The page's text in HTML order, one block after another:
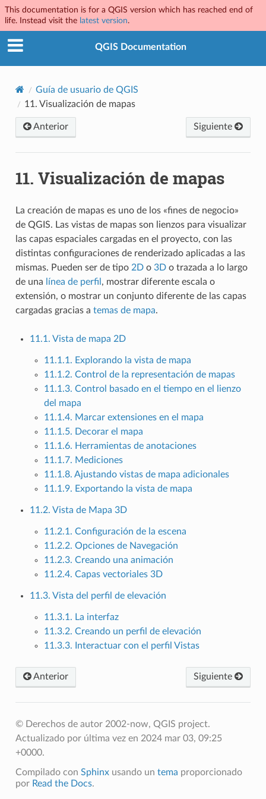
This documentation is for a QGIS version which has reached end of
life. Instead visit the latest version.
QGIS Documentation
Guía de usuario de QGIS
11. Visualización de mapas
Anterior Siguiente
11. Visualización de mapas
La creación de mapas es uno de los «fines de negocio»
de QGIS. Las vistas de mapas son lienzos para visualizar
las capas espaciales cargadas en el proyecto, con las
distintas configuraciones de renderizado aplicadas a las
mismas. Pueden ser de tipo 2Do 3Do trazada a lo largo
de una
línea de perfil , mostrar diferente escala o
extensión, o mostrar un conjunto diferente de las capas
cargadas gracias a temas de mapa.
11.1. Vista de mapa 2D
11.1.1. Explorando la vista de mapa
11.1.2. Control de la representación de mapas
11.1.3. Control basado en el tiempo en el lienzo
del mapa
11.1.4. Marcar extensiones en el mapa
11.1.5. Decorar el mapa
11.1.6. Herramientas de anotaciones
11.1.7. Mediciones
11.1.8. Ajustando vistas de mapa adicionales
11.1.9. Exportando la vista de mapa
11.2. Vista de Mapa 3D
11.2.1. Configuración de la escena
11.2.2. Opciones de Navegación
11.2.3. Creando una animación
11.2.4. Capas vectoriales 3D
11.3. Vista del perfil de elevación
11.3.1. La interfaz
11.3.2. Creando un perfil de elevación
11.3.3. Interactuar con el perfil Vistas
Anterior Siguiente
© Derechos de autor 2002-now, QGIS project.
Actualizado por última vez en 2024 mar 03, 09:25
+0000.
Compilado con Sphinxusando un tema proporcionado
por Read the Docs.